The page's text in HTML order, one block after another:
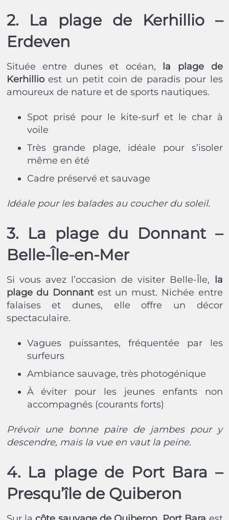
2. La plage de Kerhillio –
Erdeven
Située entre dunes et océan,
la plage de
Kerhillioest un petit coin de paradis pour les
amoureux de nature et de sports nautiques.
Spot prisé pour le kite-surf et le char à
voile
Très grande plage, idéale pour s’isoler
même en été
Cadre préservé et sauvage
Idéale pour les balades au coucher du soleil.
3. La plage du Donnant –
Belle-Île-en-Mer
Si vous avez l’occasion de visiter Belle-Île,
la
plage du Donnantest un must. Nichée entre
falaises et dunes, elle offre un décor
spectaculaire.
Vagues puissantes, fréquentée par les
surfeurs
Ambiance sauvage, très photogénique
À éviter pour les jeunes enfants non
accompagnés (courants forts)
Prévoir une bonne paire de jambes pour y
descendre, mais la vue en vaut la peine.
4. La plage de Port Bara –
Presqu’île de Quiberon